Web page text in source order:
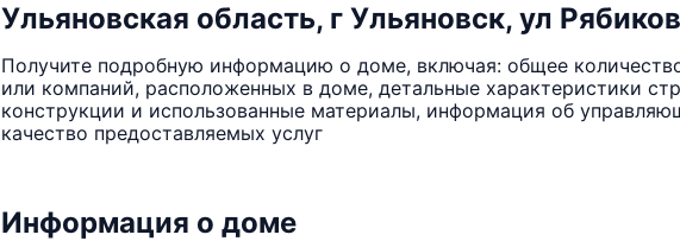
Ульяновская область, г Ульяновск, ул
Получите подробную информацию о доме, включая: общее
или компаний, расположенных в доме, детальные характеристики
конструкции и использованные материалы, информация об
качество предоставляемых услуг
Информация о доме